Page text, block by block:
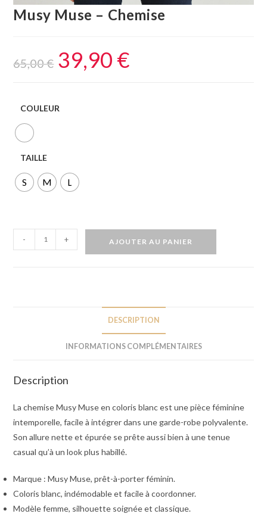
Musy Muse – Chemise
65,00€ 39,90 €
COULEUR
TAILLE
S M L
- + AJOUTER AU PANIER
DESCRIPTION
INFORMATIONS COMPLÉMENTAIRES
Description
La chemise Musy Muse en coloris blanc est une pièce féminine
intemporelle, facile à intégrer dans une garde-robe polyvalente.
Son allure nette et épurée se prête aussi bien à une tenue
casual qu’à un look plus habillé.
Marque : Musy Muse, prêt-à-porter féminin.
Coloris blanc, indémodable et facile à coordonner.
Modèle femme, silhouette soignée et classique.